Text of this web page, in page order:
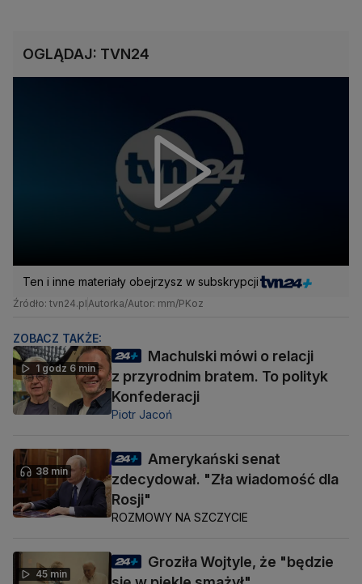
OGLĄDAJ: TVN24
Ten i inne materiały obejrzysz w subskrypcji
Źródło: tvn24.plAutorka/Autor: mm/PKoz
ZOBACZ TAKŻE:
1 godz 6 min
Machulski mówi o relacji
z przyrodnim bratem. To polityk
Konfederacji
Piotr Jacoń
38 min
Amerykański senat
zdecydował. "Zła wiadomość dla
Rosji"
ROZMOWY NA SZCZYCIE
45 min
Groziła Wojtyle, że "będzie